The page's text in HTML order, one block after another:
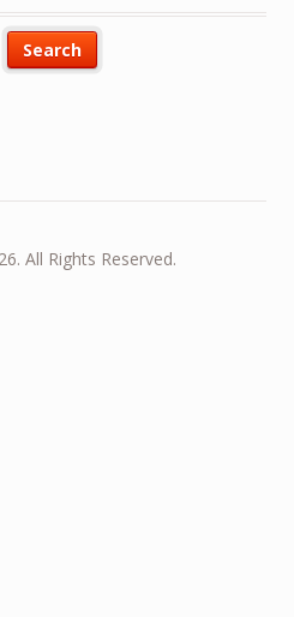
All Rights Reserved.